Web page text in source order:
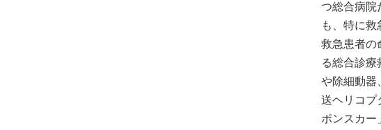
つ総合病院
も、特に
救急患者の
る総合診
や除細動器
送ヘリコプ
ポンスカー